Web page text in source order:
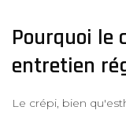
Pourquoi le
entretien
Le crépi, bien